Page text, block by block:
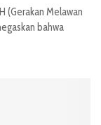
(Gerakan Melawan
bahwa